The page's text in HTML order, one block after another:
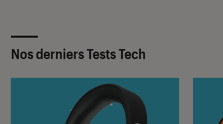
Nos derniers Tests Tech